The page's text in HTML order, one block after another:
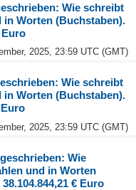
Wie schreibt
in Worten (Buchstaben).
Euro
2025, 23:59 UTC (GMT)
Wie schreibt
in Worten (Buchstaben).
2025, 23:59 UTC (GMT)
Wie
und in Worten
€ Euro